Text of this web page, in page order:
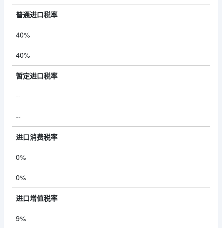
普通进口税率
40%
40%
暂定进口税率
--
--
进口消费税率
0%
0%
进口增值税率
9%